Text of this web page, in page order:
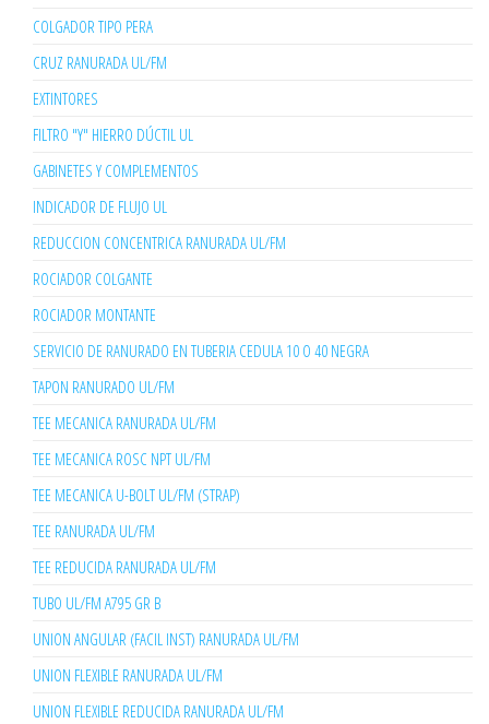
COLGADOR TIPO PERA
CRUZ RANURADA UL/FM
EXTINTORES
FILTRO "Y" HIERRO DÚCTIL UL
GABINETES Y COMPLEMENTOS
INDICADOR DE FLUJO UL
REDUCCION CONCENTRICA RANURADA UL/FM
ROCIADOR COLGANTE
ROCIADOR MONTANTE
SERVICIO DE RANURADO EN TUBERIA CEDULA 10 O 40 NEGRA
TAPON RANURADO UL/FM
TEE MECANICA RANURADA UL/FM
TEE MECANICA ROSC NPT UL/FM
TEE MECANICA U-BOLT UL/FM (STRAP)
TEE RANURADA UL/FM
TEE REDUCIDA RANURADA UL/FM
TUBO UL/FM A795 GR B
UNION ANGULAR (FACIL INST) RANURADA UL/FM
UNION FLEXIBLE RANURADA UL/FM
UNION FLEXIBLE REDUCIDA RANURADA UL/FM